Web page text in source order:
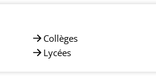
Collèges
Lycées